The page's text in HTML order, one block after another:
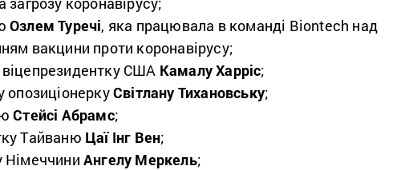
Озлем Туречі, яка працювала в команді Biontech над
вакцини проти коронавірусу;
США Камалу Харріс;
опозиціонеркуСвітлану Тихановську;
Стейсі Абрамс;
Тайваню Цаї Інг Вен;
Німеччини Ангелу Меркель;